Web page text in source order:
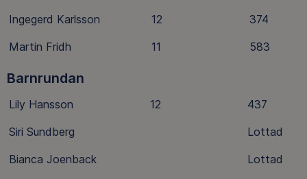
Ingegerd Karlsson
12
374
Martin Fridh
11 583
Barnrundan
Lily Hansson 12
437
Siri Sundberg
Lottad
Bianca Joenback
Lottad